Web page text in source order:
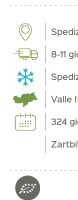
8-11
Valle
324